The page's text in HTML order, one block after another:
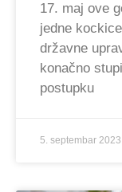
17. maj ove
jedne
državne
konačno
postupku
5. septembar 2023.